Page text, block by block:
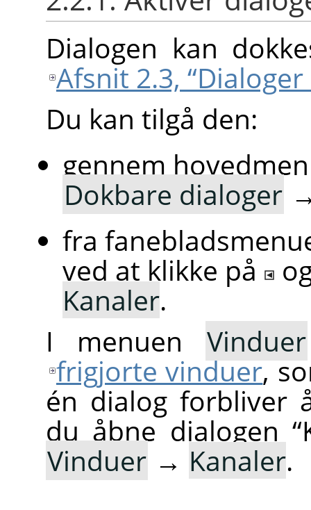
Dialogen kan
Afsnit 2.3,
Du kan tilgå den:
gennem
Dokbare dialoger
fra
ved at klikke på
Kanaler.
I menuen Vinduer
frigjorte vinduer,
én dialog forbliver
du åbne dialogen“
Vinduer → Kanaler.